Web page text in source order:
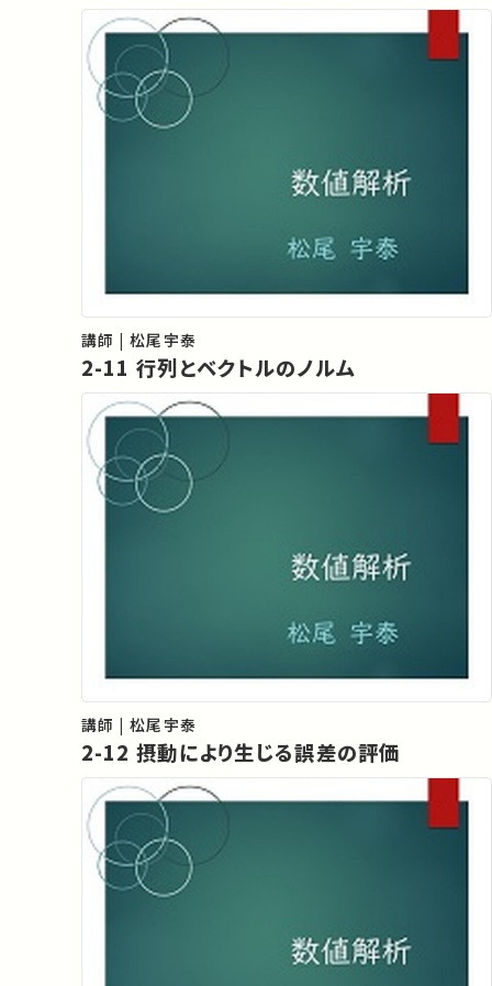
講師 | 松尾宇泰
2-11 行列とベクトルのノルム
講師 | 松尾宇泰
2-12 摂動により生じる誤差の評価